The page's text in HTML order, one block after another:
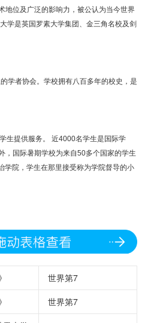
地位及广泛的影响力，被公认为当今世界
学是英国罗素大学集团、金三角名校及剑
学者协会。学校拥有八百多年的校史，是
生提供服务。 近4000名学生是国际学
，国际暑期学校为来自50多个国家的学生
学院，学生在那里接受称为学院督导的小
世界第7
世界第7